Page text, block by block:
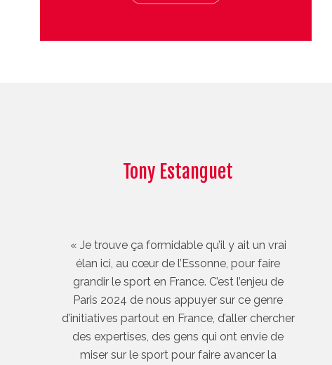
Tony Estanguet
« Je trouve ça formidable qu’il y ait un vrai
élan ici, au cœur de l’Essonne, pour faire
grandir le sport en France. C’est l’enjeu de
Paris 2024 de nous appuyer sur ce genre
d’initiatives partout en France, d’aller chercher
des expertises, des gens qui ont envie de
miser sur le sport pour faire avancer la